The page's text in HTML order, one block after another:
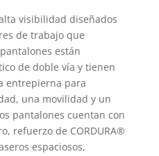
producto
visibilidad diseñados
de trabajo que
están
de doble vía y tienen
entrepierna para
una movilidad y un
pantalones cuentan con
refuerzo de CORDURA®
espaciosos,